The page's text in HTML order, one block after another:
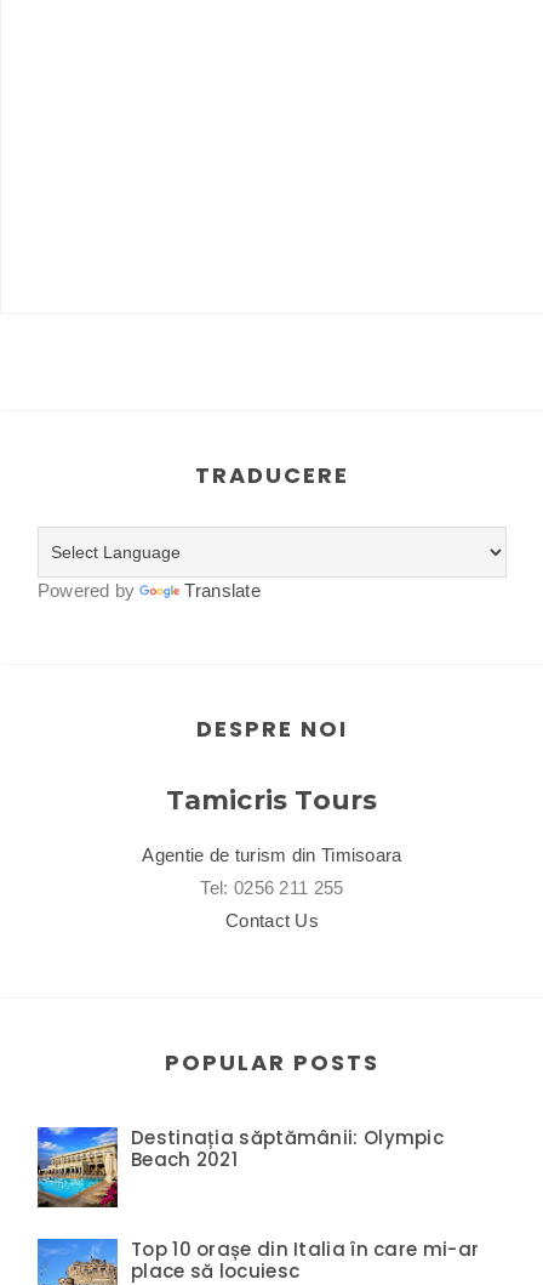
TRADUCERE
Powered by Translate
DESPRE NOI
Tamicris Tours
Agentie de turism din Timisoara
Tel: 0256 211 255
Contact Us
POPULAR POSTS
Destinația săptămânii: Olympic
Beach 2021
Top 10 orașe din Italia în care mi-ar
place să locuiesc